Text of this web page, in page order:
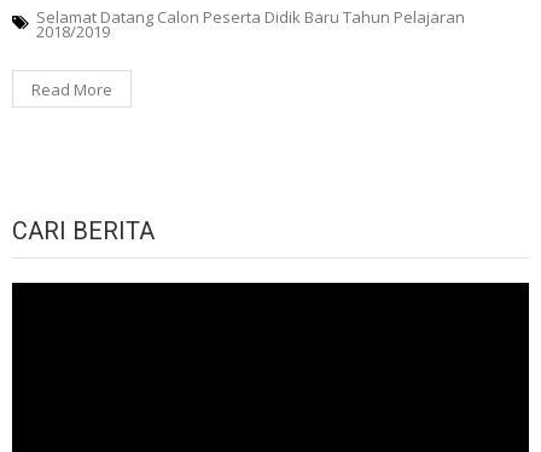
Selamat Datang Calon Peserta Didik Baru Tahun Pelajaran
2018/2019
Read More
CARI BERITA